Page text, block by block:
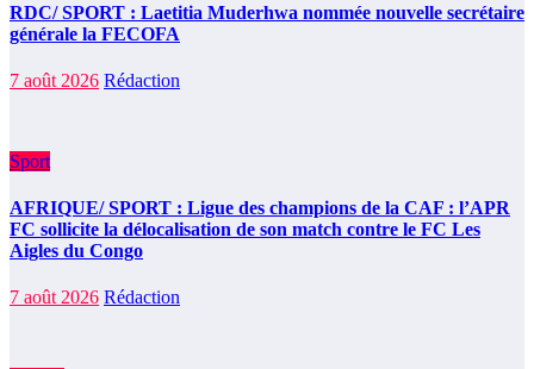
RDC/ SPORT : Laetitia Muderhwa nommée nouvelle secrétaire
générale la FECOFA
7 août 2026 Rédaction
Sport
AFRIQUE/ SPORT : Ligue des champions de la CAF : l’APR
FC sollicite la délocalisation de son match contre le FC Les
Aigles du Congo
7 août 2026 Rédaction